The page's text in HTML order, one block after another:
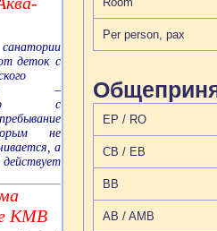
деток с
–
с
не
а
КМВ
Per person, pax
EP / RO
CB / EB
BB
AB / AMB